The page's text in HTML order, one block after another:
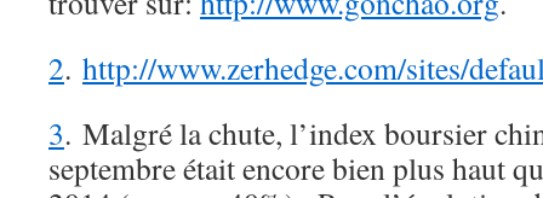
2. http://www.zerhedge.com/sites/
3. Malgré la chute, l’index boursier
septembre était encore bien plus haut